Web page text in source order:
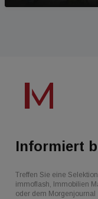
Informiert
Treffen Sie eine
immoflash, Immobilien
oder dem Morgenjournal